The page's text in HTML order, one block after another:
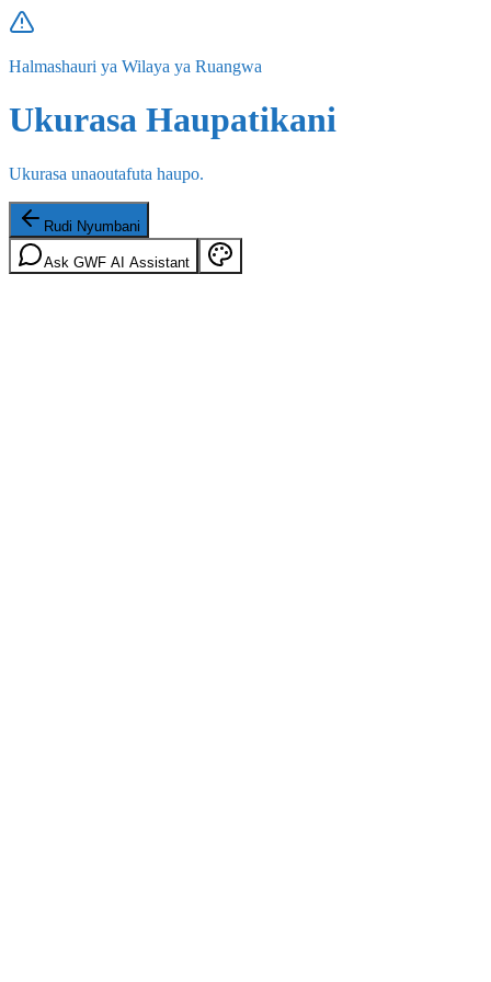
Halmashauri ya Wilaya ya Ruangwa
Ukurasa Haupatikani
Ukurasa unaoutafuta haupo.
Rudi Nyumbani
Ask GWF AI Assistant